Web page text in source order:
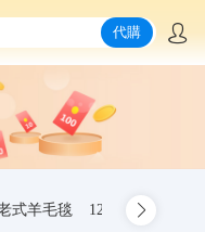
代購
式羊毛毯 12.00-20 truck